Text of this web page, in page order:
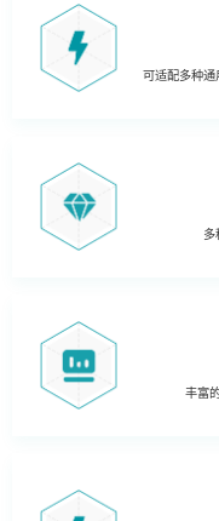
可适配多种通
多
丰富